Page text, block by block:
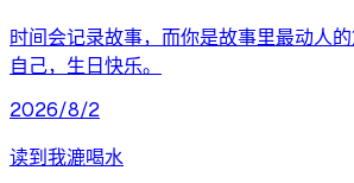
时间会记录故事，而你是故事里最动人
自己，生日快乐。
2026/8/2
读到我漉喝水